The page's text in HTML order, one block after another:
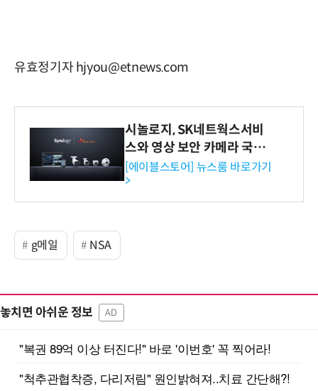
유효정기자 hjyou@etnews.com
시놀로지, SK네트웍스서비
스와 영상 보안 카메라 국내
독점 판매 파트너십 체결
[에이블스토어] 뉴스룸 바로가기
>
g메일 NSA
놓치면 아쉬운 정보 AD